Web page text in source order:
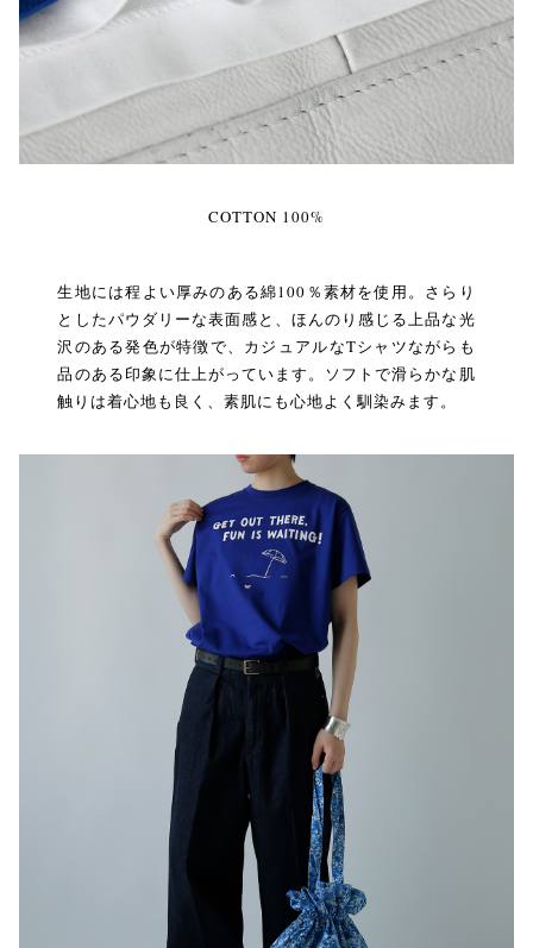
COTTON 100%
生地には程よい厚みのある綿100％素材を使用。さらり
としたパウダリーな表面感と、ほんのり感じる上品な光
沢のある発色が特徴で、カジュアルなTシャツながらも
品のある印象に仕上がっています。ソフトで滑らかな肌
触りは着心地も良く、素肌にも心地よく馴染みます。